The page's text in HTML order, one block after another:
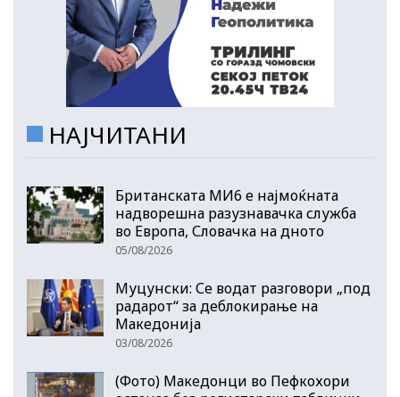
НАЈЧИТАНИ
Британската МИ6 е најмоќната
надворешна разузнавачка служба
во Европа, Словачка на дното
05/08/2026
Муцунски: Се водат разговори „под
радарот“ за деблокирање на
Македонија
03/08/2026
(Фото) Македонци во Пефкохори